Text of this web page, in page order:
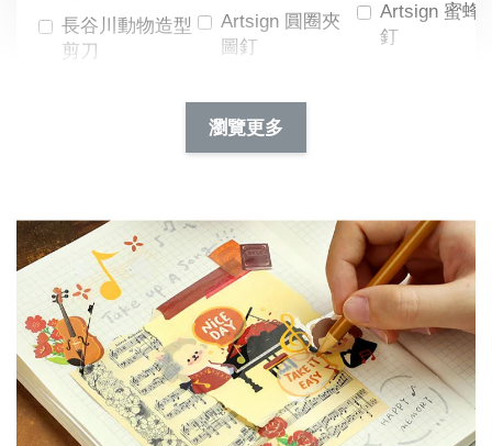
長谷川動物造型
剪刀
Artsign 圓圈夾
圖釘
NT$ 19.00
NT$ 66.00
Artsign 蜜蜂
釘
加入購物車
瀏覽更多